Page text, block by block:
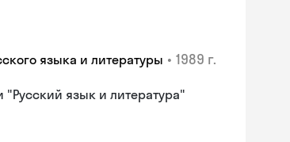
языка и литературы • 1989 г.
"Русский язык и литература"